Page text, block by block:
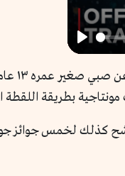
Play
بطريقة اللقطة
كذلك لخمس